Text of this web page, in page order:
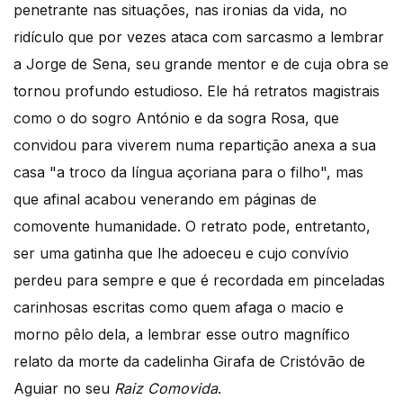
penetrante nas situações, nas ironias da vida, no
ridículo que por vezes ataca com sarcasmo a lembrar
a Jorge de Sena, seu grande mentor e de cuja obra se
tornou profundo estudioso. Ele há retratos magistrais
como o do sogro António e da sogra Rosa, que
convidou para viverem numa repartição anexa a sua
casa "a troco da língua açoriana para o filho", mas
que afinal acabou venerando em páginas de
comovente humanidade. O retrato pode, entretanto,
ser uma gatinha que lhe adoeceu e cujo convívio
perdeu para sempre e que é recordada em pinceladas
carinhosas escritas como quem afaga o macio e
morno pêlo dela, a lembrar esse outro magnífico
relato da morte da cadelinha Girafa de Cristóvão de
Aguiar no seu Raiz Comovida.